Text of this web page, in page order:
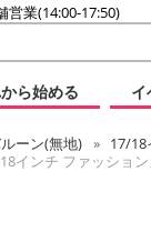
営業(14:00-17:50)
ら始める
ーン(無地)
17/18
インチ ファッショ